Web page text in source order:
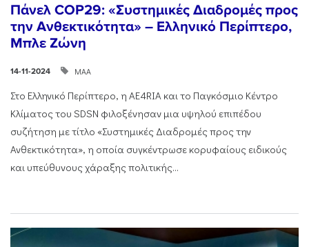
Πάνελ COP29: «Συστημικές Διαδρομές προς
την Ανθεκτικότητα» – Ελληνικό Περίπτερο,
Μπλε Ζώνη
14-11-2024 ΜΑΑ
Στο Ελληνικό Περίπτερο, η AE4RIA και το Παγκόσμιο Κέντρο
Κλίματος του SDSN φιλοξένησαν μια υψηλού επιπέδου
συζήτηση με τίτλο «Συστημικές Διαδρομές προς την
Ανθεκτικότητα», η οποία συγκέντρωσε κορυφαίους ειδικούς
και υπεύθυνους χάραξης πολιτικής...